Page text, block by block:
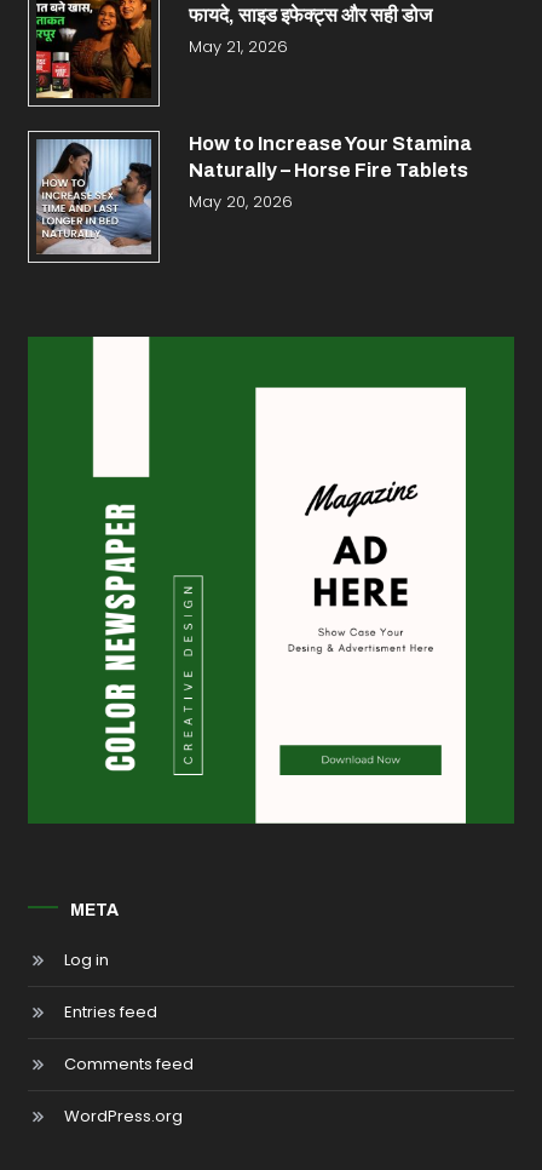
फायदे, साइड इफेक्ट्स और सही डोज
May 21, 2026
How to Increase Your Stamina
Naturally – Horse Fire Tablets
May 20, 2026
META
Log in
Entries feed
Comments feed
WordPress.org